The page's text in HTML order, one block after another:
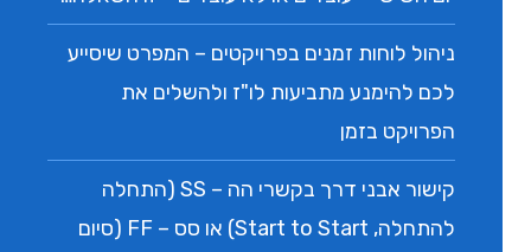
ניהול לוחות זמנים בפרויקטים – המפרט שיסייע
לכם להימנע מתביעות לו"ז ולהשלים את
הפרויקט בזמן
קישור אבני דרך בקשרי הה – SS (התחלה
להתחלה, Start to Start) או סס – FF (סיום